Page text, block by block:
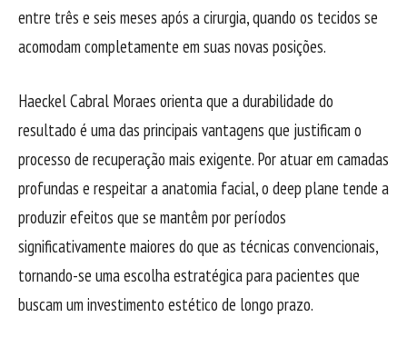
entre três e seis meses após a cirurgia, quando os tecidos se
acomodam completamente em suas novas posições.
Haeckel Cabral Moraes orienta que a durabilidade do
resultado é uma das principais vantagens que justificam o
processo de recuperação mais exigente. Por atuar em camadas
profundas e respeitar a anatomia facial, o deep plane tende a
produzir efeitos que se mantêm por períodos
significativamente maiores do que as técnicas convencionais,
tornando-se uma escolha estratégica para pacientes que
buscam um investimento estético de longo prazo.